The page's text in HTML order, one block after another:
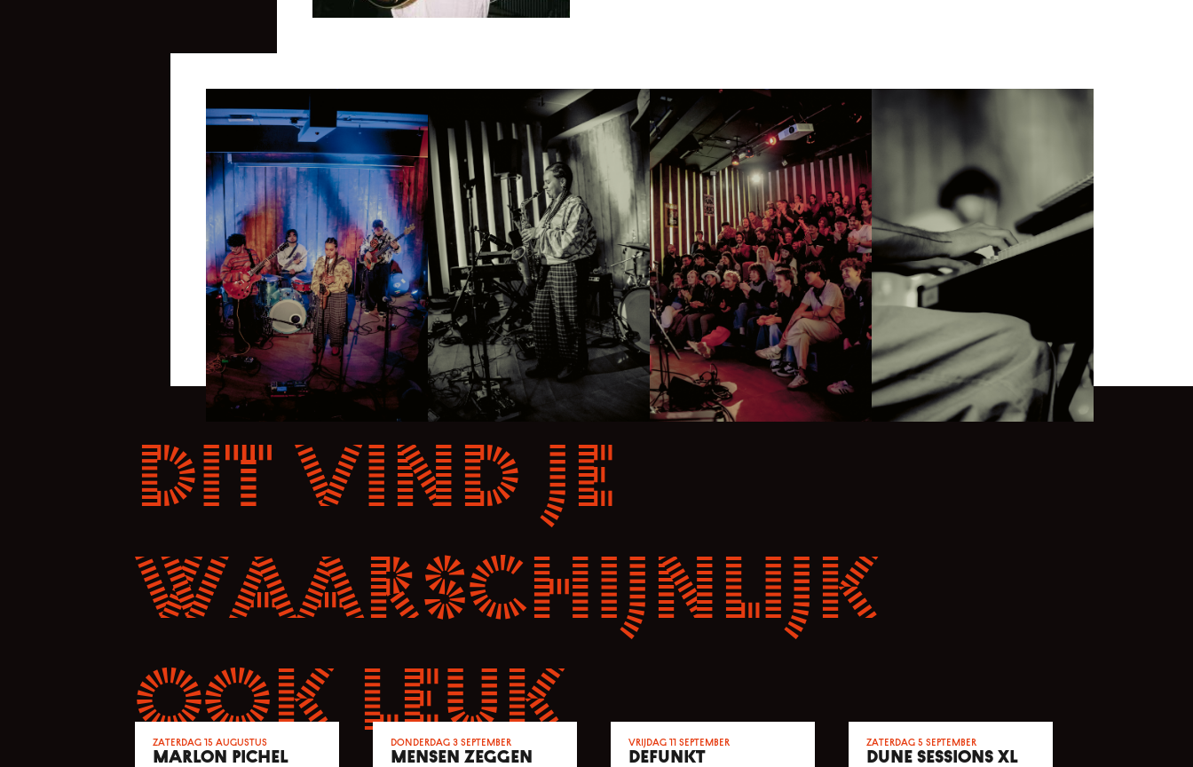
Dit vind je
waarschijnlijk
ook leuk
zaterdag 15 augustus
MARLON PICHEL
donderdag 3 september
MENSEN ZEGGEN
vrijdag 11 september
DEFUNKT
zaterdag 5 september
DUNE SESSIONS XL